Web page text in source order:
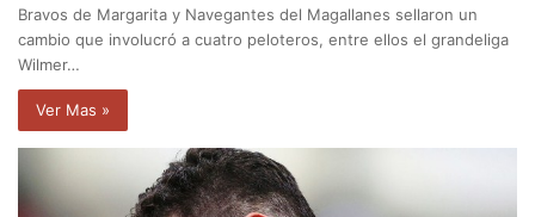
Bravos de Margarita y Navegantes del Magallanes sellaron un
cambio que involucró a cuatro peloteros, entre ellos el grandeliga
Wilmer…
Ver Mas »